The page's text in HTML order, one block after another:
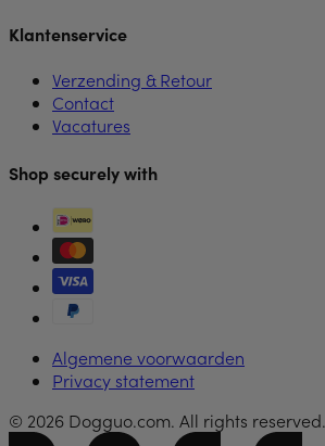
Klantenservice
Verzending & Retour
Contact
Vacatures
Shop securely with
Algemene voorwaarden
Privacy statement
© 2026 Dogguo.com. All rights reserved.